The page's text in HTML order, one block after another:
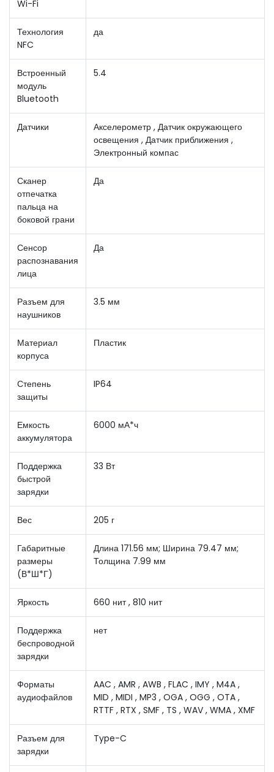
Wi-Fi
Технология
NFC
да
Встроенный
модуль
Bluetooth
5.4
Датчики
Акселерометр , Датчик окружающего
освещения , Датчик приближения ,
Электронный компас
Сканер
отпечатка
пальца на
боковой грани
Да
Сенсор
распознавания
лица
Да
Разъем для
наушников
3.5 мм
Материал
корпуса
Пластик
Степень
защиты
IP64
Емкость
аккумулятора
6000 мА*ч
Поддержка
быстрой
зарядки
33 Вт
Вес 205 г
Габаритные
размеры
(В*Ш*Г)
Длина 171.56 мм; Ширина 79.47 мм;
Толщина 7.99 мм
Яркость 660 нит , 810 нит
Поддержка
беспроводной
зарядки
нет
Форматы
аудиофайлов
AAC , AMR , AWB , FLAC , IMY , M4A ,
MID , MIDI , MP3 , OGA , OGG , OTA ,
RTTF , RTX , SMF , TS , WAV , WMA , XMF
Разъем для
зарядки
Type-C